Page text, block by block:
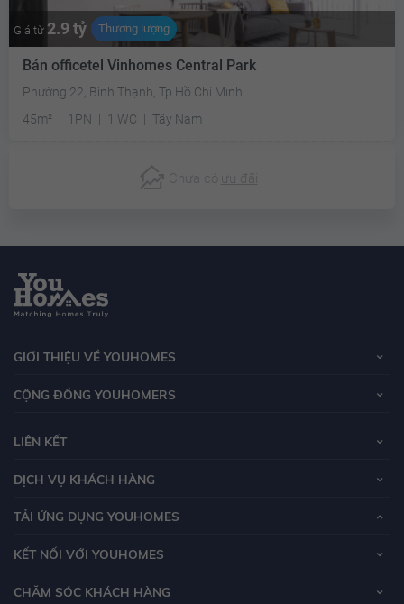
Giá từ 2.9 tỷ Thương lượng
Bán officetel Vinhomes Central Park
Phường 22, Bình Thạnh, Tp Hồ Chí Minh
45m²
1PN 1 WC Tây Nam
Chưa có ưu đãi
GIỚI THIỆU VỀ YOUHOMES
CỘNG ĐỒNG YOUHOMERS
LIÊN KẾT
DỊCH VỤ KHÁCH HÀNG
TẢI ỨNG DỤNG YOUHOMES
KẾT NỐI VỚI YOUHOMES
CHĂM SÓC KHÁCH HÀNG